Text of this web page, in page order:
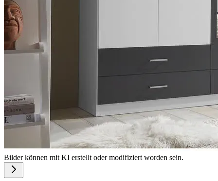
Bilder können mit KI erstellt oder modifiziert worden sein.